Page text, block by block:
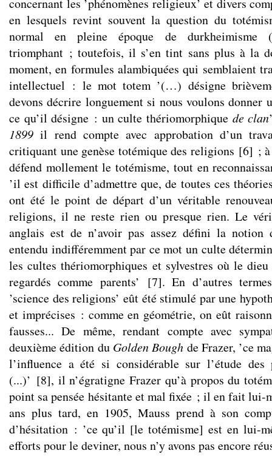
en lesquels revint souvent la question du
normal en pleine époque de durkheimisme
triomphant ; toutefois, il s’en tint sans plus à la
moment, en formules alambiquées qui semblaient
intellectuel : le mot totem ’(…) désigne
devons décrire longuement si nous voulons donner
ce qu’il désigne : un culte thériomorphique de clan
1899 il rend compte avec approbation d’un
critiquant une genèse totémique des religions [6] ;
défend mollement le totémisme, tout en
’il est difficile d’admettre que, de toutes ces
ont été le point de départ d’un véritable
religions, il ne reste rien ou presque rien. Le
anglais est de n’avoir pas assez défini la
entendu indifféremment par ce mot un culte
les cultes thériomorphiques et sylvestres où le
regardés comme parents’ [7]. En d’autres
’science des religions’ eût été stimulé par une
et imprécises : comme en géométrie, on eût
fausses... De même, rendant compte avec
deuxième édition du Golden Bough de Frazer, ’ce
l’influence a été si considérable sur l’étude des
(...)’ [8], il n’égratigne Frazer qu’à propos du
point sa pensée hésitante et mal fixée ; il en fait lui-
ans plus tard, en 1905, Mauss prend à son
d’hésitation : ’ce qu’il [le totémisme] est en lui-
efforts pour le deviner, nous n’y avons pas encore